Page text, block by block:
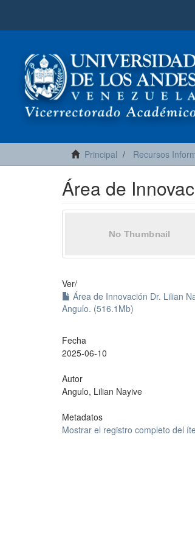
Principal Recursos
Área de
Ver/
Área de Innovación Dr. Lilian
Angulo. (516.1Mb)
Fecha
2025-06-10
Autor
Angulo, Lilian Nayive
Metadatos
Mostrar el registro completo del